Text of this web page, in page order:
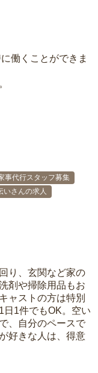
働くことができま
事代行スタッフ募集
いさんの求人
り、玄関など家の
剤や掃除用品もお
ャストの方は特別
日1件でもOK。空い
、自分のペースで
好きな人は、得意